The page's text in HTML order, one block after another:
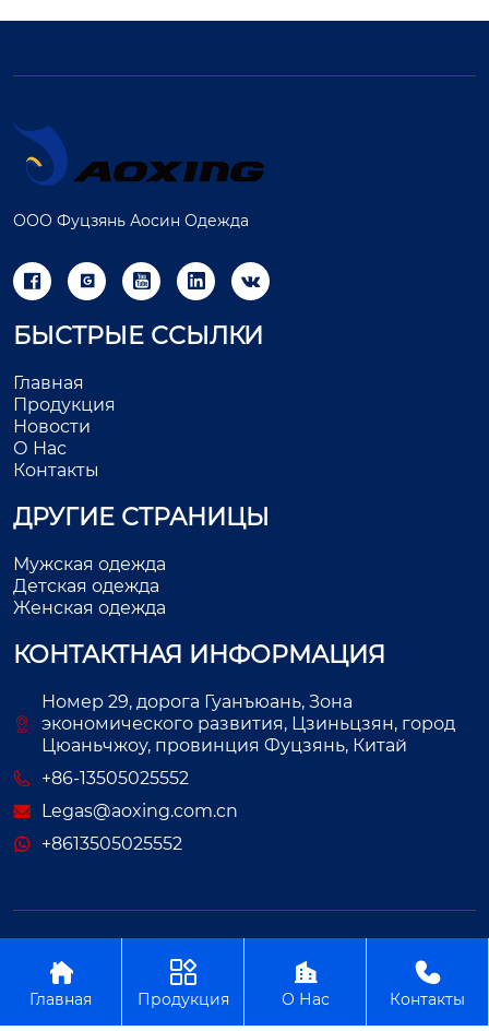
ООО Фуцзянь Аосин Одежда
    
БЫСТРЫЕ ССЫЛКИ
Главная
Продукция
Новости
О Нас
Контакты
ДРУГИЕ СТРАНИЦЫ
Мужская одежда
Детская одежда
Женская одежда
КОНТАКТНАЯ ИНФОРМАЦИЯ
Номер 29, дорога Гуанъюань, Зона
экономического развития, Цзиньцзян, город
Цюаньчжоу, провинция Фуцзянь, Китай
+86-13505025552
Legas@aoxing.com.cn
+8613505025552

Главная

Продукция

О Нас

Контакты